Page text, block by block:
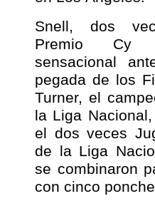
Snell, dos
Premio Cy
sensacional
pegada de los
Turner, el
la Liga
el dos veces
de la Liga
se combinaron
con cinco